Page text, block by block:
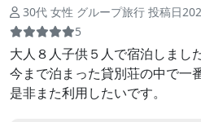
30代 女性 グループ旅行 投稿日
5
大人８人子供５人で宿泊しまし
今まで泊まった貸別荘の中で一
是非また利用したいです。